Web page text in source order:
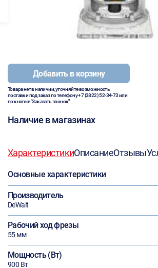
Добавить в корзину
Товара нет в наличии, уточняйте возможность
поставки под заказ по телефону+7 (3822) 52-34-73или
по кнопке "Заказать звонок"
Наличие в магазинах
ХарактеристикиОписаниеОтзывы
Основные характеристики
Производитель
DeWalt
Рабочий ход фрезы
55 мм
Мощность (Вт)
900 Вт